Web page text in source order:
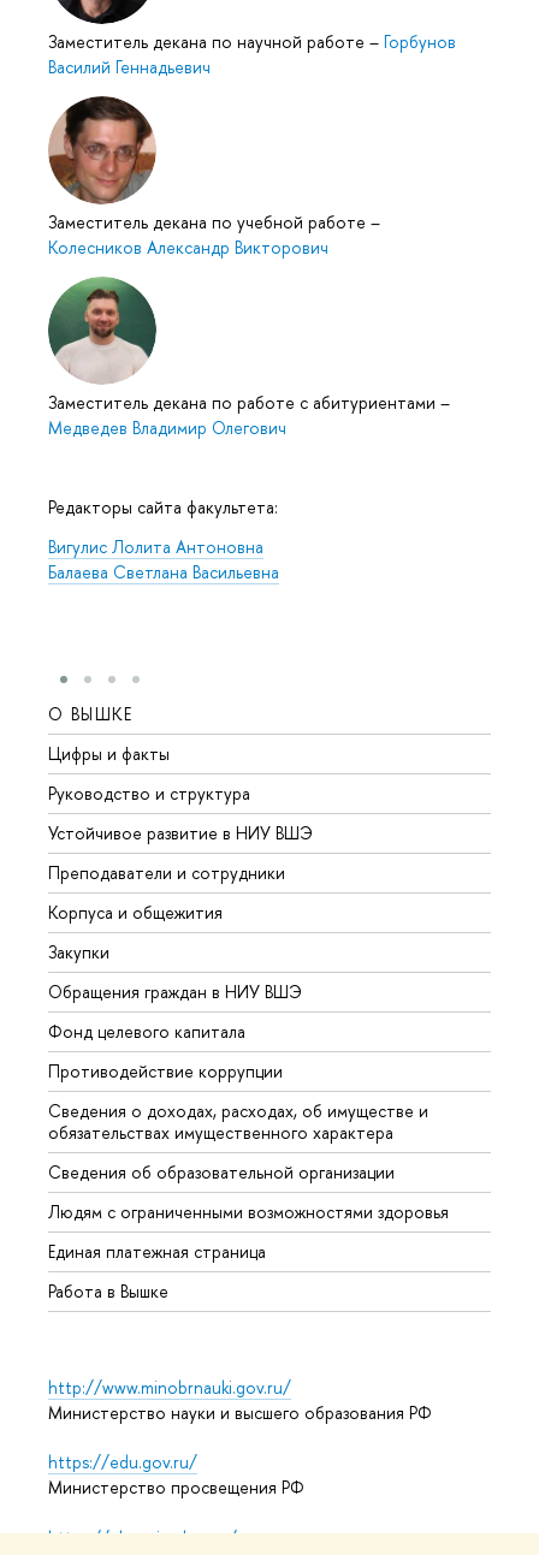
Заместитель декана по научной работе – Горбунов
Василий Геннадьевич
Заместитель декана по учебной работе –
Колесников Александр Викторович
Заместитель декана по работе с абитуриентами –
Медведев Владимир Олегович
Редакторы сайта факультета:
Вигулис Лолита Антоновна
Балаева Светлана Васильевна
О ВЫШКЕ
Цифры и факты
Руководство и структура
Устойчивое развитие в НИУ ВШЭ
Преподаватели и сотрудники
Корпуса и общежития
Закупки
Обращения граждан в НИУ ВШЭ
Фонд целевого капитала
Противодействие коррупции
Сведения о доходах, расходах, об имуществе и
обязательствах имущественного характера
Сведения об образовательной организации
Людям с ограниченными возможностями здоровья
Единая платежная страница
Работа в Вышке
http://www.minobrnauki.gov.ru/
Министерство науки и высшего образования РФ
https://edu.gov.ru/
Министерство просвещения РФ
https://elearning.hse.ru/mooc